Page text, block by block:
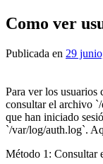
Como ver
Publicada en 29
Para ver los usuarios
consultar el archivo
que han iniciado
`/var/log/auth.log`.
Método 1: Consultar